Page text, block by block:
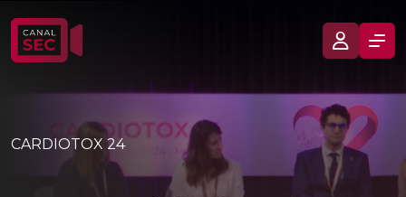
CARDIOTOX 24